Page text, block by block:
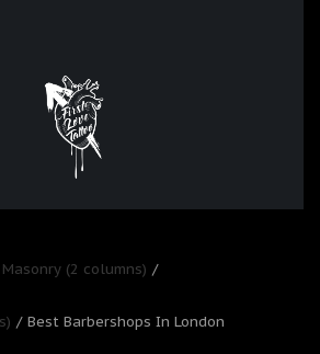
Masonry (2 columns)
Best Barbershops In London